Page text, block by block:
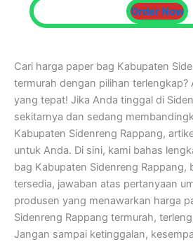
Order Now
Cari harga paper bag Kabupaten
termurah dengan pilihan terlengkap?
yang tepat! Jika Anda tinggal di
sekitarnya dan sedang
Kabupaten Sidenreng Rappang,
untuk Anda. Di sini, kami bahas
bag Kabupaten Sidenreng Rappang,
tersedia, jawaban atas pertanyaan
produsen yang menawarkan harga
Sidenreng Rappang termurah,
Jangan sampai ketinggalan,